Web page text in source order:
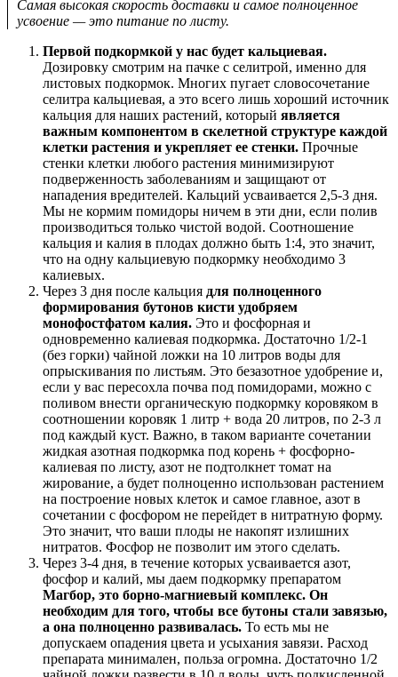
Самая высокая скорость доставки и самое полноценное
усвоение — это питание по листу.
Первой подкормкой у нас будет кальциевая.
Дозировку смотрим на пачке с селитрой, именно для
листовых подкормок. Многих пугает словосочетание
селитра кальциевая, а это всего лишь хороший источник
кальция для наших растений, который является
важным компонентом в скелетной структуре каждой
клетки растения и укрепляет ее стенки. Прочные
стенки клетки любого растения минимизируют
подверженность заболеваниям и защищают от
нападения вредителей. Кальций усваивается 2,5-3 дня.
Мы не кормим помидоры ничем в эти дни, если полив
производиться только чистой водой. Соотношение
кальция и калия в плодах должно быть 1:4, это значит,
что на одну кальциевую подкормку необходимо 3
калиевых.
Через 3 дня после кальция для полноценного
формирования бутонов кисти удобряем
монофостфатом калия. Это и фосфорная и
одновременно калиевая подкормка. Достаточно 1/2-1
(без горки) чайной ложки на 10 литров воды для
опрыскивания по листьям. Это безазотное удобрение и,
если у вас пересохла почва под помидорами, можно с
поливом внести органическую подкормку коровяком в
соотношении коровяк 1 литр + вода 20 литров, по 2-3 л
под каждый куст. Важно, в таком варианте сочетании
жидкая азотная подкормка под корень + фосфорно-
калиевая по листу, азот не подтолкнет томат на
жирование, а будет полноценно использован растением
на построение новых клеток и самое главное, азот в
сочетании с фосфором не перейдет в нитратную форму.
Это значит, что ваши плоды не накопят излишних
нитратов. Фосфор не позволит им этого сделать.
Через 3-4 дня, в течение которых усваивается азот,
фосфор и калий, мы даем подкормку препаратом
Магбор, это борно-магниевый комплекс. Он
необходим для того, чтобы все бутоны стали завязью,
а она полноценно развивалась. То есть мы не
допускаем опадения цвета и усыхания завязи. Расход
препарата минимален, польза огромна. Достаточно 1/2